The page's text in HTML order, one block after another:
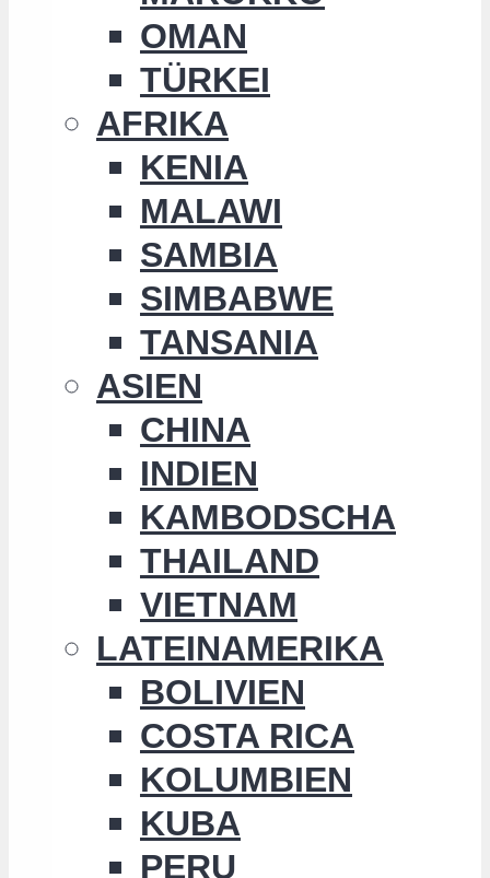
OMAN
TÜRKEI
AFRIKA
KENIA
MALAWI
SAMBIA
SIMBABWE
TANSANIA
ASIEN
CHINA
INDIEN
KAMBODSCHA
THAILAND
VIETNAM
LATEINAMERIKA
BOLIVIEN
COSTA RICA
KOLUMBIEN
KUBA
PERU